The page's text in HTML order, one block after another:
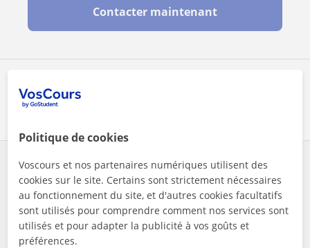
Contacter maintenant
Des problèmes avec ce profil ?Signalez-le
Vos cours particuliers
Histoire
enseignant dhistoire-géographie dans le secondaire, prêt à f...
Politique de cookies
Voscours et nos partenaires numériques utilisent des
cookies sur le site. Certains sont strictement nécessaires
au fonctionnement du site, et d'autres cookies facultatifs
sont utilisés pour comprendre comment nos services sont
utilisés et pour adapter la publicité à vos goûts et
préférences.